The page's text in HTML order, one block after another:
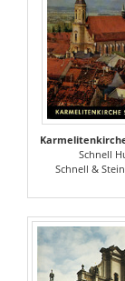
Schnell
Schnell &